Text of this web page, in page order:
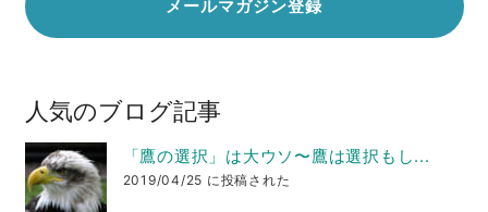
人気のブログ記事
「鷹の選択」は大ウソ〜鷹は選択もし...
2019/04/25 に投稿された